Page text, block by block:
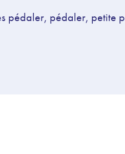
pédaler, pédaler, petite p